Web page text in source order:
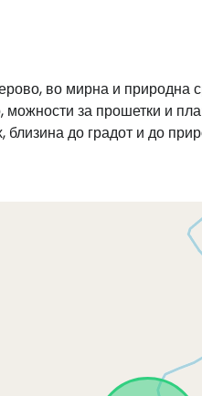
во мирна и природна
можности за прошетки и
близина до градот и до